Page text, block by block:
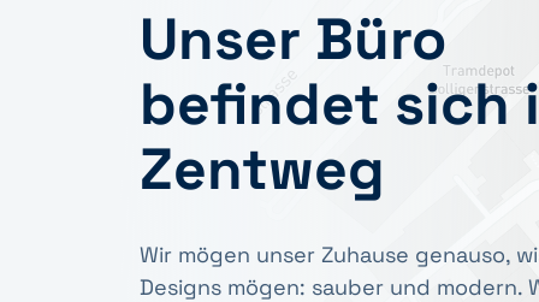
Unser Büro
befindet sich
Zentweg
Wir mögen unser Zuhause genauso,
Designs mögen: sauber und modern.